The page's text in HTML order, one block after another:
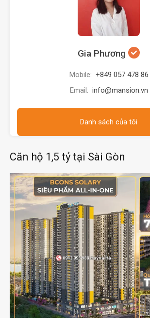
Gia Phương
Mobile: +849 057 478 86
Email: info@mansion.vn
Danh sách của tôi
Căn hộ 1,5 tỷ tại Sài Gòn